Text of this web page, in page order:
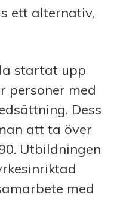
ett alternativ,
startat upp
personer med
Dess
att ta över
Utbildningen
med